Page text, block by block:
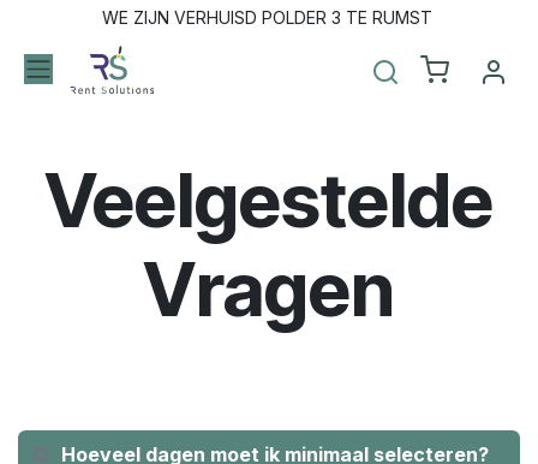
Overslaan naar inhoudWE ZIJN VERHUISD POLDER 3 TE RUMST
Veelgestelde
Vragen
Hoeveel dagen moet ik minimaal selecteren?